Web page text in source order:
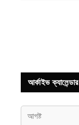
আর্কাইভ ক্যালেন্ডার